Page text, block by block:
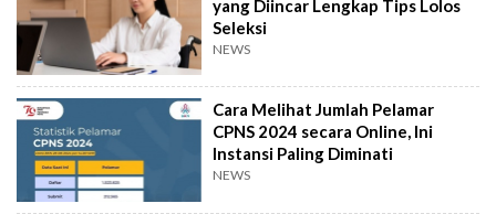
yang Diincar Lengkap Tips Lolos
Seleksi
NEWS
Cara Melihat Jumlah Pelamar
CPNS 2024 secara Online, Ini
Instansi Paling Diminati
NEWS